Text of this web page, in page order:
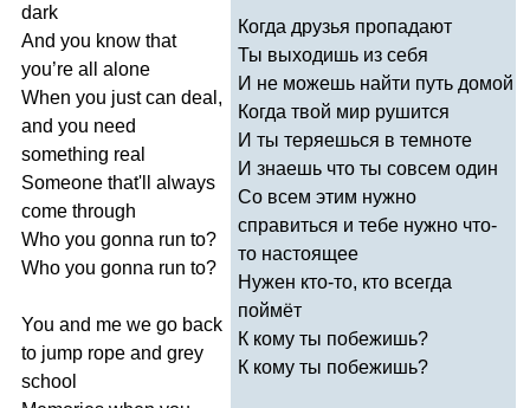
dark
And you know that
you’re all
alone
When you just can deal ,
and you need
something real
Someone that'll
always
come through
Who you gonna run to?
Who you gonna run to?
You and me we go back
to jump rope and grey
school
Когда друзья пропадают
Ты выходишь из себя
И не можешь найти путь домой
Когда твой мир рушится
И ты теряешься в темноте
И знаешь что ты совсем один
Со всем этим нужно
справиться и тебе нужно что-
то настоящее
Нужен кто-то, кто всегда
поймёт
К кому ты побежишь?
К кому ты побежишь?